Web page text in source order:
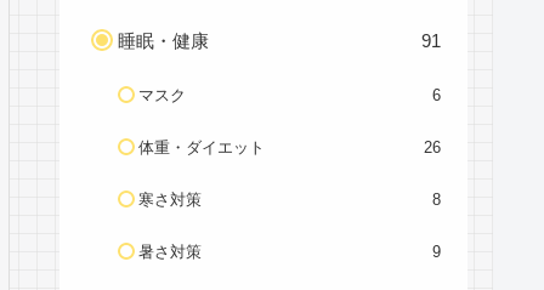
睡眠・健康 91
マスク 6
体重・ダイエット 26
寒さ対策 8
暑さ対策 9